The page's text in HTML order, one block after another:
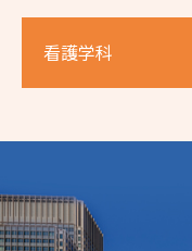
看護学科